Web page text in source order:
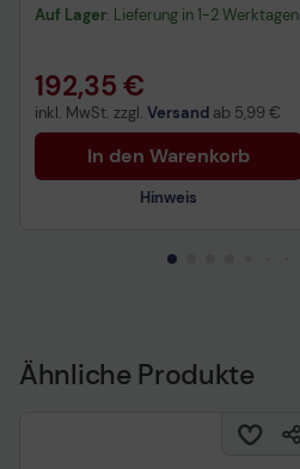
Auf Lager: Lieferung in 1-2 Werktagen
192,35 €
inkl. MwSt. zzgl. Versand ab 5,99 €
In den Warenkorb
Hinweis
Ähnliche Produkte